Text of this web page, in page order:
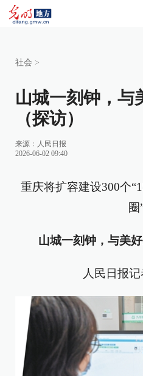
社会 >
山城一刻钟，与
（探访）
来源： 人民日报
2026-06-02 09:40
重庆将扩容建设300个
圈
山城一刻钟，与美
人民日报